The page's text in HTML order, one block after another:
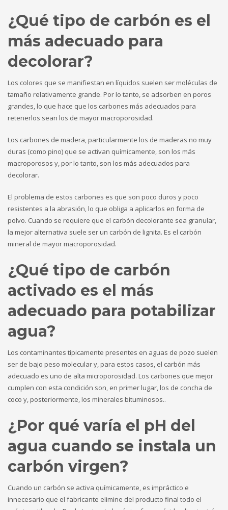
¿Qué tipo de carbón es el
más adecuado para
decolorar?
Los colores que se manifiestan en líquidos suelen ser moléculas de
tamaño relativamente grande. Por lo tanto, se adsorben en poros
grandes, lo que hace que los carbones más adecuados para
retenerlos sean los de mayor macroporosidad.
Los carbones de madera, particularmente los de maderas no muy
duras (como pino) que se activan químicamente, son los más
macroporosos y, por lo tanto, son los más adecuados para
decolorar.
El problema de estos carbones es que son poco duros y poco
resistentes a la abrasión, lo que obliga a aplicarlos en forma de
polvo. Cuando se requiere que el carbón decolorante sea granular,
la mejor alternativa suele ser un carbón de lignita. Es el carbón
mineral de mayor macroporosidad.
¿Qué tipo de carbón
activado es el más
adecuado para potabilizar
agua?
Los contaminantes típicamente presentes en aguas de pozo suelen
ser de bajo peso molecular y, para estos casos, el carbón más
adecuado es uno de alta microporosidad. Los carbones que mejor
cumplen con esta condición son, en primer lugar, los de concha de
coco y, posteriormente, los minerales bituminosos..
¿Por qué varía el pH del
agua cuando se instala un
carbón virgen?
Cuando un carbón se activa químicamente, es impráctico e
innecesario que el fabricante elimine del producto final todo el